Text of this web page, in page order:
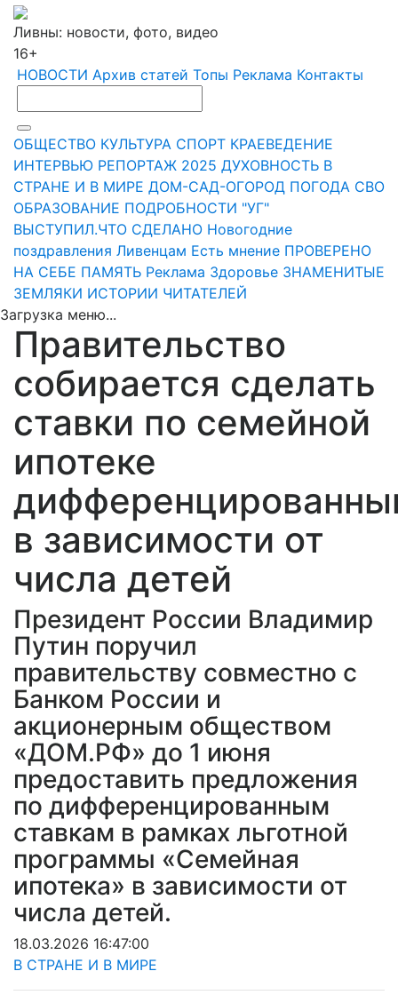
Ливны: новости, фото, видео
16+
НОВОСТИ Архив статей Топы Реклама Контакты
ОБЩЕСТВО КУЛЬТУРА СПОРТ КРАЕВЕДЕНИЕ
ИНТЕРВЬЮ РЕПОРТАЖ 2025 ДУХОВНОСТЬ В
СТРАНЕ И В МИРЕ ДОМ-САД-ОГОРОД ПОГОДА СВО
ОБРАЗОВАНИЕ ПОДРОБНОСТИ "УГ"
ВЫСТУПИЛ.ЧТО СДЕЛАНО Новогодние
поздравления Ливенцам Есть мнение ПРОВЕРЕНО
НА СЕБЕ ПАМЯТЬ Реклама Здоровье ЗНАМЕНИТЫЕ
ЗЕМЛЯКИ ИСТОРИИ ЧИТАТЕЛЕЙ
Загрузка меню...
Правительство
собирается сделать
ставки по семейной
ипотеке
в зависимости от
числа детей
Президент России Владимир
Путин поручил
правительству совместно с
Банком России и
акционерным обществом
«ДОМ.РФ» до 1 июня
предоставить предложения
по дифференцированным
ставкам в рамках льготной
программы «Семейная
ипотека» в зависимости от
числа детей.
18.03.2026 16:47:00
В СТРАНЕ И В МИРЕ